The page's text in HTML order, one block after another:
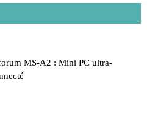
MS-A2 : Mini PC ultra-